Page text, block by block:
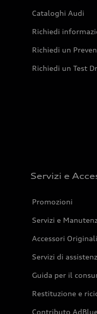
Cataloghi Audi
Richiedi
Richiedi un
Richiedi un Test
Servizi e
Promozioni
Servizi e
Accessori
Servizi di
Guida per il
Restituzione e
Contributo